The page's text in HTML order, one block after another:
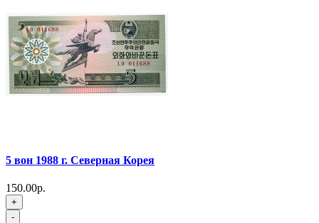
5 вон 1988 г. Северная Корея
150.00р.
+
-